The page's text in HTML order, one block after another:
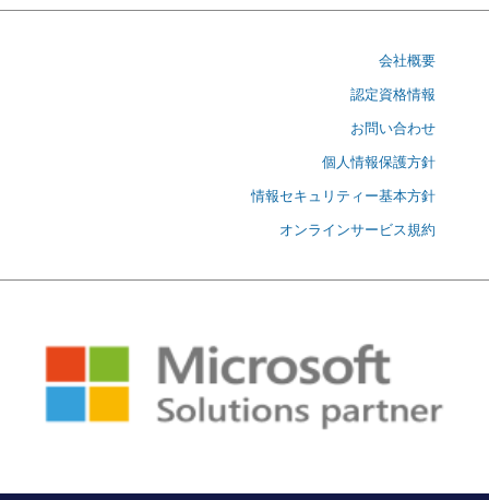
会社概要
認定資格情報
お問い合わせ
個人情報保護方針
情報セキュリティー基本方針
オンラインサービス規約